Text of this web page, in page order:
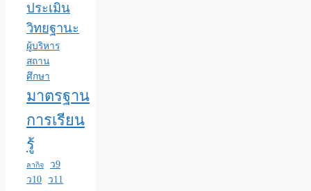
ประเมิน
วิทยฐานะ
ผู้บริหาร
สถาน
ศึกษา
มาตรฐาน
การเรียน
รู้
ลากิจ
ว9
ว10 ว11